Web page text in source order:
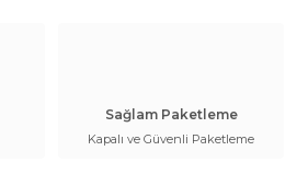
Sağlam Paketleme
Kapalı ve Güvenli Paketleme